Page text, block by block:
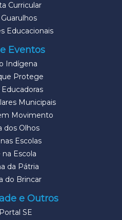
Curricular
Educacionais
Eventos
Indígena
Protege
Educadoras
Municipais
Movimento
dos Olhos
Escolas
na Escola
da Pátria
do Brincar
e Outros
SE